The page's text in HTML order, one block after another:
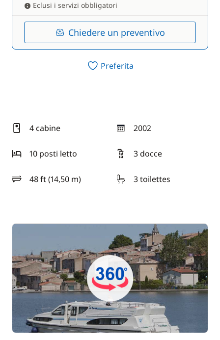
Eclusi i servizi obbligatori
Chiedere un preventivo
Preferita
4 cabine 2002
anno
10 posti letto
3 docce
48 ft (14,50 m)
lunghezza 3 toilettes